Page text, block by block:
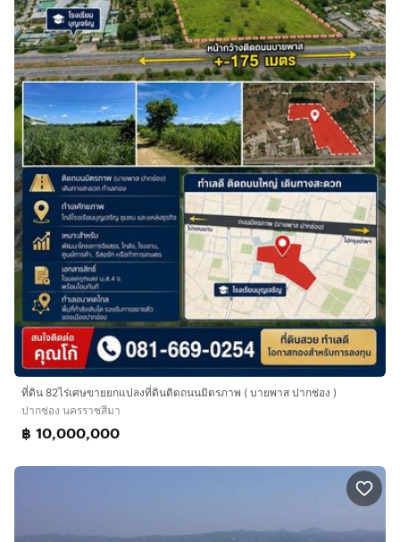
ที่ดิน 82ไร่เศษขายยกแปลงที่ดินติดถนนมิตรภาพ ( บายพาส ปากช่อง )
ปากช่อง นครราชสีมา
฿ 10,000,000